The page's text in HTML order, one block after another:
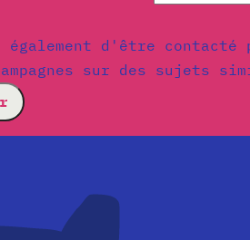
également d'être contacté
sur des sujets